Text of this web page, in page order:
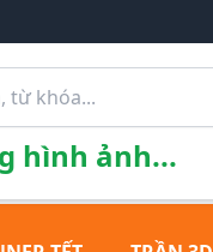
hình ảnh...